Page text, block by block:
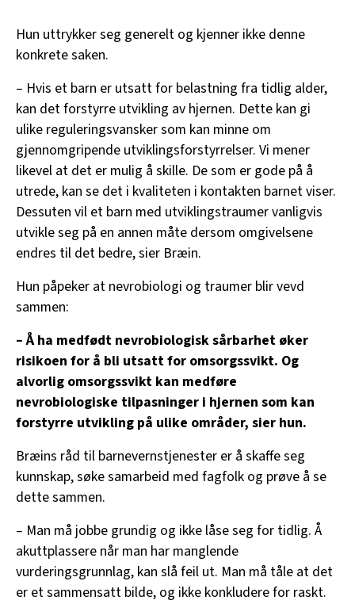
Hun uttrykker seg generelt og kjenner ikke denne
konkrete saken.
– Hvis et barn er utsatt for belastning fra tidlig alder,
kan det forstyrre utvikling av hjernen. Dette kan gi
ulike reguleringsvansker som kan minne om
gjennomgripende utviklingsforstyrrelser. Vi mener
likevel at det er mulig å skille. De som er gode på å
utrede, kan se det i kvaliteten i kontakten barnet viser.
Dessuten vil et barn med utviklingstraumer vanligvis
utvikle seg på en annen måte dersom omgivelsene
endres til det bedre, sier Bræin.
Hun påpeker at nevrobiologi og traumer blir vevd
sammen:
– Å ha medfødt nevrobiologisk sårbarhet øker
risikoen for å bli utsatt for omsorgssvikt. Og
alvorlig omsorgssvikt kan medføre
nevrobiologiske tilpasninger i hjernen som kan
forstyrre utvikling på ulike områder, sier hun.
Bræins råd til barnevernstjenester er å skaffe seg
kunnskap, søke samarbeid med fagfolk og prøve å se
dette sammen.
– Man må jobbe grundig og ikke låse seg for tidlig. Å
akuttplassere når man har manglende
vurderingsgrunnlag, kan slå feil ut. Man må tåle at det
er et sammensatt bilde, og ikke konkludere for raskt.